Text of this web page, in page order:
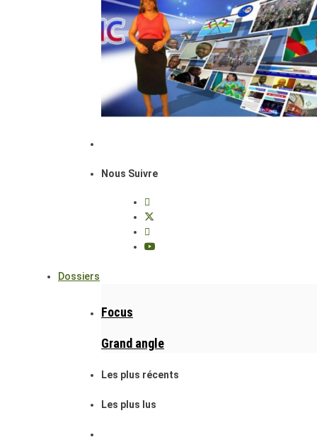
Nous Suivre
Dossiers
Focus
Grand angle
Les plus récents
Les plus lus